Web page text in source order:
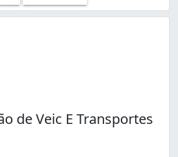
de Veic E Transportes